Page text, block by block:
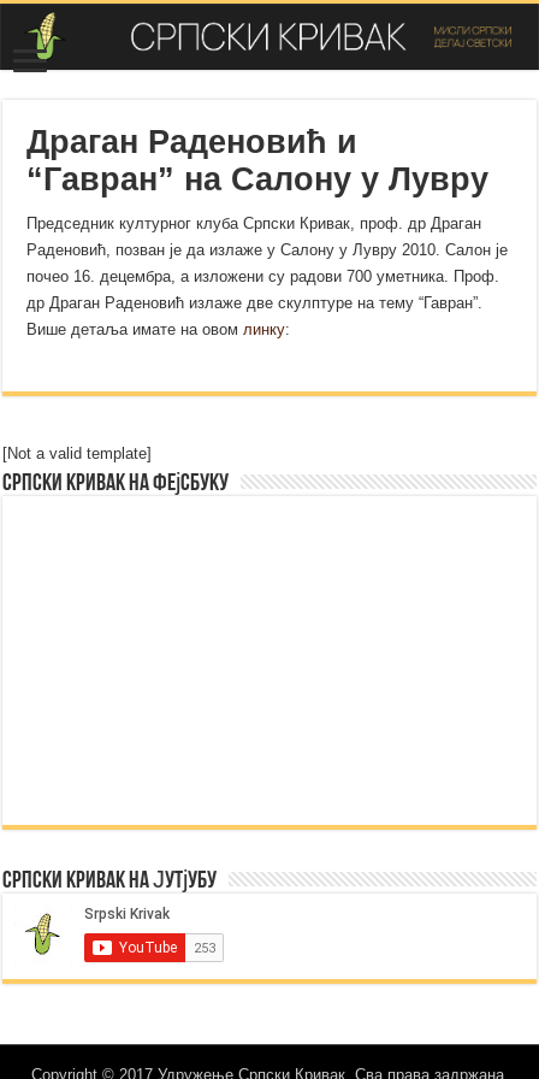
Драган Раденовић и
“Гавран” на Салону у Лувру
Председник културног клуба Српски Кривак, проф. др Драган
Раденовић, позван је да излаже у Салону у Лувру 2010. Салон је
почео 16. децембра, а изложени су радови 700 уметника. Проф.
др Драган Раденовић излаже две скулптуре на тему “Гавран”.
Више детаља имате на овом линку:
[Not a valid template]
Српски Кривак на Фејсбуку
Српски Кривак на Јутјубу
Copyright © 2017 Удружење Српски Кривак. Сва права задржана.